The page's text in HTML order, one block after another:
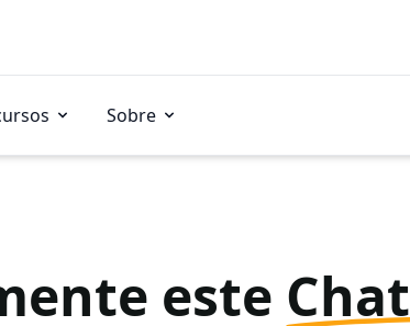
Sobre
este